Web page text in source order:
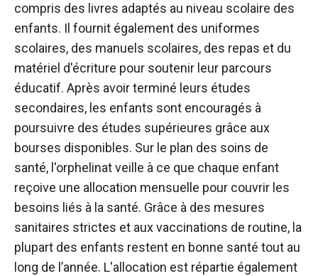
compris des livres adaptés au niveau scolaire des
enfants. Il fournit également des uniformes
scolaires, des manuels scolaires, des repas et du
matériel d'écriture pour soutenir leur parcours
éducatif. Après avoir terminé leurs études
secondaires, les enfants sont encouragés à
poursuivre des études supérieures grâce aux
bourses disponibles. Sur le plan des soins de
santé, l'orphelinat veille à ce que chaque enfant
reçoive une allocation mensuelle pour couvrir les
besoins liés à la santé. Grâce à des mesures
sanitaires strictes et aux vaccinations de routine, la
plupart des enfants restent en bonne santé tout au
long de l’année. L'allocation est répartie également